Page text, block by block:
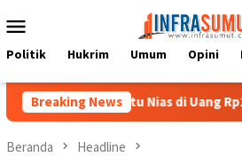
ke
Mobile
Politik Hukrim Umum Opini
Breaking News
Pelompat Batu Nias di Uang
Beranda Headline